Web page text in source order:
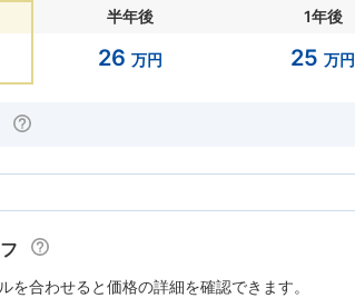
半年後
26 万円
1年後
25 万円
合わせると価格の詳細を確認できます。